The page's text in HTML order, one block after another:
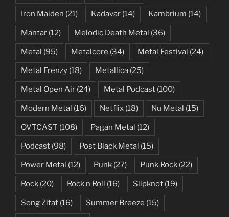
Iron Maiden (21) Kadavar (14) Kambrium (14)
Mantar (12) Melodic Death Metal (36)
Metal (95) Metalcore (34) Metal Festival (24)
Metal Frenzy (18) Metallica (25)
Metal Open Air (24) Metal Podcast (100)
Modern Metal (16) Netflix (18) Nu Metal (15)
OVTCAST (108) Pagan Metal (12)
Podcast (98) Post Black Metal (15)
Power Metal (12) Punk (27) Punk Rock (22)
Rock (20) Rock n Roll (16) Slipknot (19)
Song Zitat (16) Summer Breeze (15)